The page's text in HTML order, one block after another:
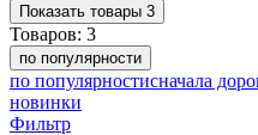
Показать товары 3
Товаров: 3
по популярности
по популярностисначала
новинки
Фильтр